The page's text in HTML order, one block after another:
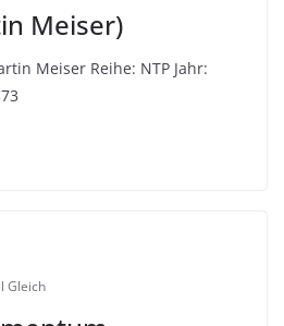
Meiser)
Meiser Reihe: NTP Jahr:
Gleich